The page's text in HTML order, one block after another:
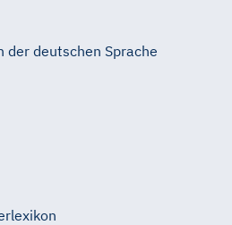
der deutschen Sprache